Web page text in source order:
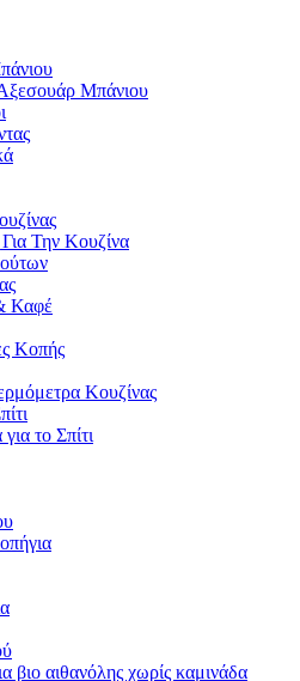
Μπάνιου
Την Κουζίνα
Καφέ
Κοπής
Κουζίνας
το Σπίτι
βιο αιθανόλης χωρίς καμινάδα